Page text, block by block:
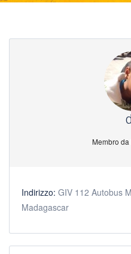
Membro
Indirizzo: GIV 112 Autobus
Madagascar